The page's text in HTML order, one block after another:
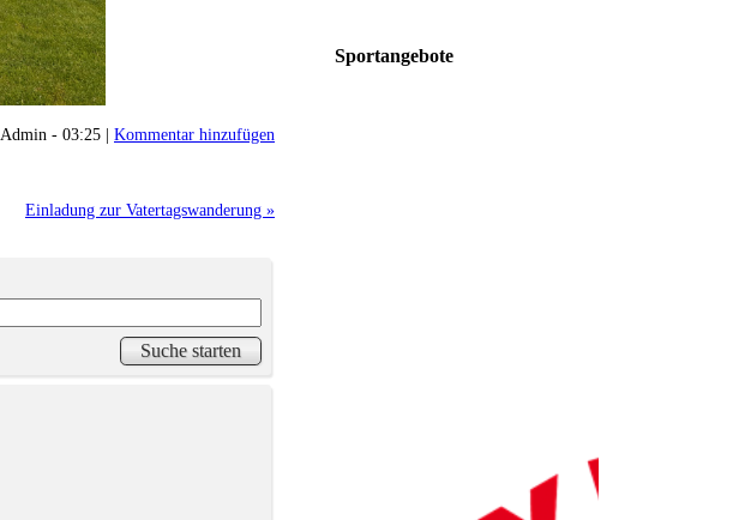
Admin - 03:25 | Kommentar hinzufügen
Einladung zur Vatertagswanderung »
Sportangebote